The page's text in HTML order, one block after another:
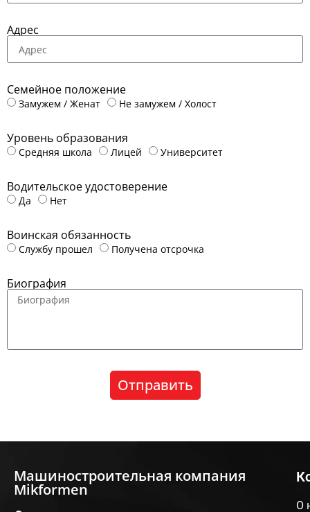
Адрес
Семейное положение
Замужем / Женат Не замужем / Холост
Уровень образования
Средняя школа Лицей Университет
Водительское удостоверение
Да Нет
Воинская обязанность
Службу прошел Получена отсрочка
Биография
Отправить
Машиностроительная компания
Mikformen
О